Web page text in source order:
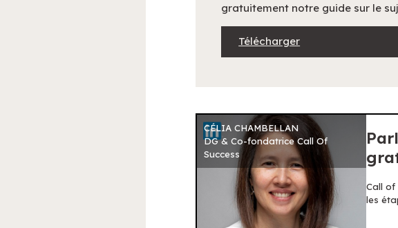
gratuitement notre guide sur le
Télécharger
CÉLIA CHAMBELLAN
DG & Co-fondatrice Call Of
Success
Call of
les